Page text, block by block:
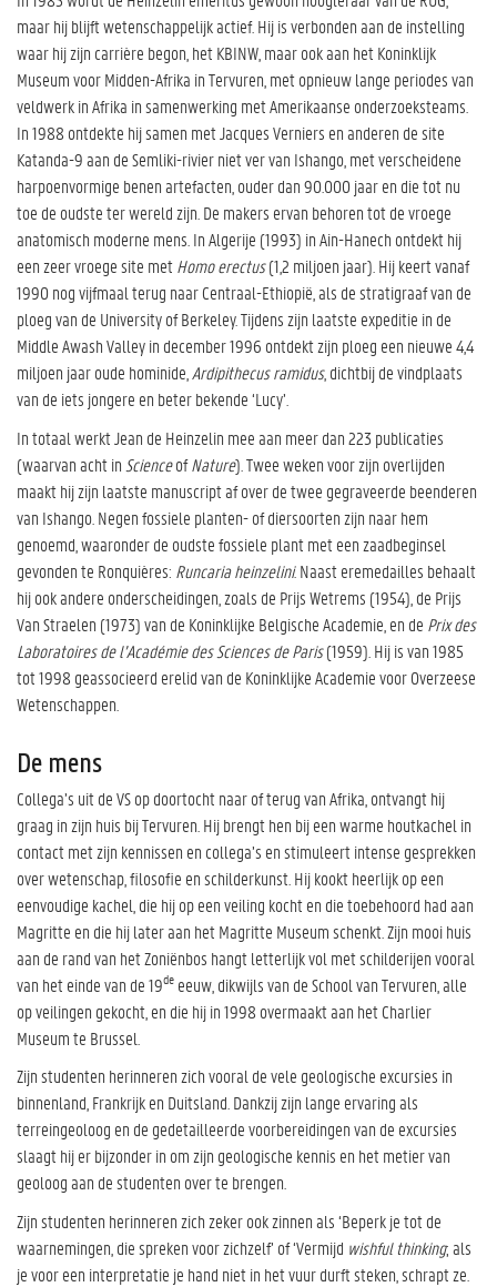
maar hij blijft wetenschappelijk actief. Hij is verbonden aan de instelling
waar hij zijn carrière begon, het KBINW, maar ook aan het Koninklijk
Museum voor Midden-Afrika in Tervuren, met opnieuw lange periodes van
veldwerk in Afrika in samenwerking met Amerikaanse onderzoeksteams.
In 1988 ontdekte hij samen met Jacques Verniers en anderen de site
Katanda-9 aan de Semliki-rivier niet ver van Ishango, met verscheidene
harpoenvormige benen artefacten, ouder dan 90.000 jaar en die tot nu
toe de oudste ter wereld zijn. De makers ervan behoren tot de vroege
anatomisch moderne mens. In Algerije (1993) in Ain-Hanech ontdekt hij
een zeer vroege site metHomo erectus(1,2 miljoen jaar). Hij keert vanaf
1990 nog vijfmaal terug naar Centraal-Ethiopië, als de stratigraaf van de
ploeg van de University of Berkeley. Tijdens zijn laatste expeditie in de
Middle Awash Valley in december 1996 ontdekt zijn ploeg een nieuwe 4,4
miljoen jaar oude hominide, Ardipithecus ramidus, dichtbij de vindplaats
van de iets jongere en beter bekende ‘Lucy’.
In totaal werkt Jean de Heinzelin mee aan meer dan 223 publicaties
(waarvan acht in ScienceofNature). Twee weken voor zijn overlijden
maakt hij zijn laatste manuscript af over de twee gegraveerde beenderen
van Ishango. Negen fossiele planten- of diersoorten zijn naar hem
genoemd, waaronder de oudste fossiele plant met een zaadbeginsel
gevonden te Ronquières: Runcaria heinzelini. Naast eremedailles behaalt
hij ook andere onderscheidingen, zoals de Prijs Wetrems (1954), de Prijs
Van Straelen (1973) van de Koninklijke Belgische Academie, en de Prix des
Laboratoires de l’Académie des Sciences de Paris(1959). Hij is van 1985
tot 1998 geassocieerd erelid van de Koninklijke Academie voor Overzeese
Wetenschappen.
De mens
Collega’s uit de VS op doortocht naar of terug van Afrika, ontvangt hij
graag in zijn huis bij Tervuren. Hij brengt hen bij een warme houtkachel in
contact met zijn kennissen en collega’s en stimuleert intense gesprekken
over wetenschap, filosofie en schilderkunst. Hij kookt heerlijk op een
eenvoudige kachel, die hij op een veiling kocht en die toebehoord had aan
Magritte en die hij later aan het Magritte Museum schenkt. Zijn mooi huis
aan de rand van het Zoniënbos hangt letterlijk vol met schilderijen vooral
van het einde van de 19de eeuw, dikwijls van de School van Tervuren, alle
op veilingen gekocht, en die hij in 1998 overmaakt aan het Charlier
Museum te Brussel.
Zijn studenten herinneren zich vooral de vele geologische excursies in
binnenland, Frankrijk en Duitsland. Dankzij zijn lange ervaring als
terreingeoloog en de gedetailleerde voorbereidingen van de excursies
slaagt hij er bijzonder in om zijn geologische kennis en het metier van
geoloog aan de studenten over te brengen.
Zijn studenten herinneren zich zeker ook zinnen als ‘Beperk je tot de
waarnemingen, die spreken voor zichzelf’ of ‘Vermijd wishful thinking; als
je voor een interpretatie je hand niet in het vuur durft steken, schrapt ze.